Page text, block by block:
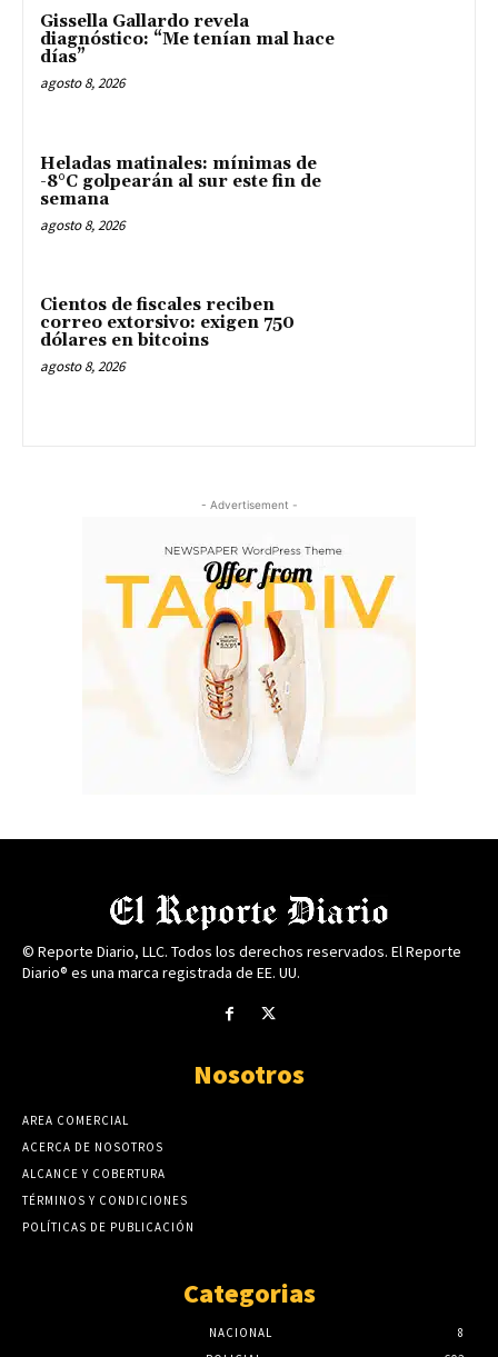
Gissella Gallardo revela
diagnóstico: “Me tenían mal hace
días”
agosto 8, 2026
Heladas matinales: mínimas de
-8°C golpearán al sur este fin de
semana
agosto 8, 2026
Cientos de fiscales reciben
correo extorsivo: exigen 750
dólares en bitcoins
agosto 8, 2026
- Advertisement -
© Reporte Diario, LLC. Todos los derechos reservados. El Reporte
Diario® es una marca registrada de EE. UU.
Nosotros
AREA COMERCIAL
ACERCA DE NOSOTROS
ALCANCE Y COBERTURA
TÉRMINOS Y CONDICIONES
POLÍTICAS DE PUBLICACIÓN
Categorias
NACIONAL
8